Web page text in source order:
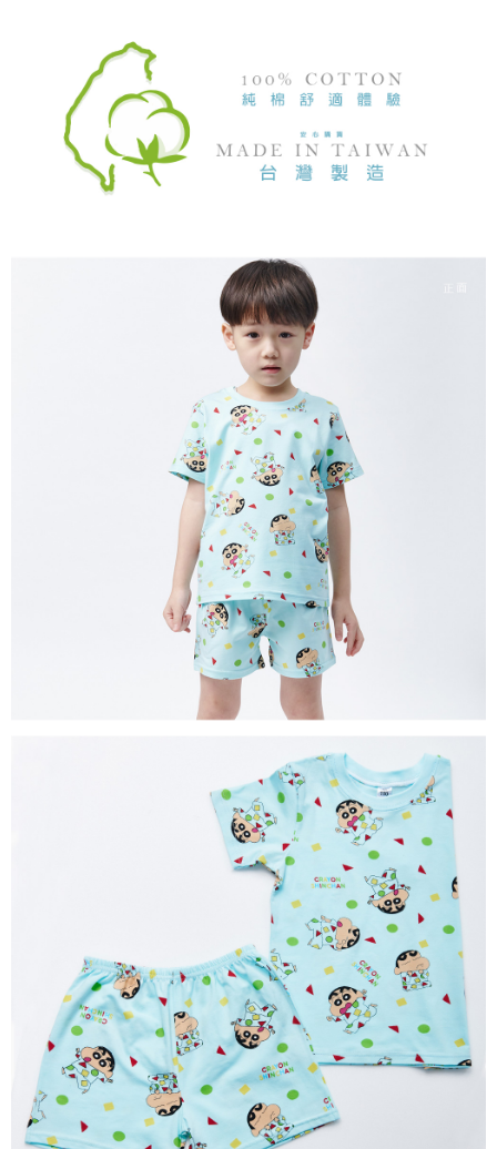
全家取貨付款
每筆NT$80，滿NT$899(含以上)免運費
付款後全家取貨
每筆NT$80，滿NT$859(含以上)免運費
7-11取貨付款
每筆NT$80，滿NT$859(含以上)免運費
每筆NT$85，滿NT$859(含以上)免運費